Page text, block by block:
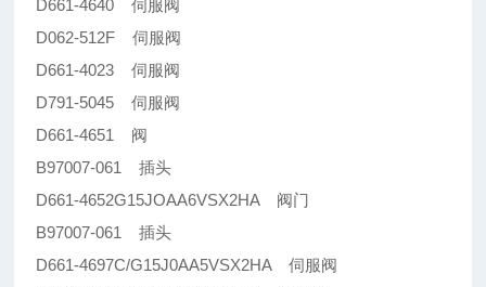
D661-4640 伺服阀
D062-512F 伺服阀
D661-4023 伺服阀
D791-5045 伺服阀
D661-4651 阀
B97007-061 插头
D661-4652G15JOAA6VSX2HA 阀门
B97007-061 插头
D661-4697C/G15J0AA5VSX2HA 伺服阀